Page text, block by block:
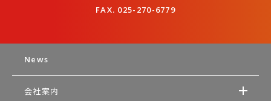
FAX. 025-270-6779
News
会社案内